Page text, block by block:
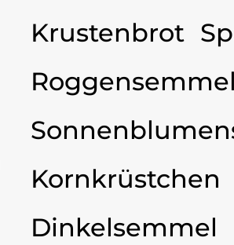
Krustenbrot
Roggensemmel
Kornkrüstchen
Dinkelsemmel